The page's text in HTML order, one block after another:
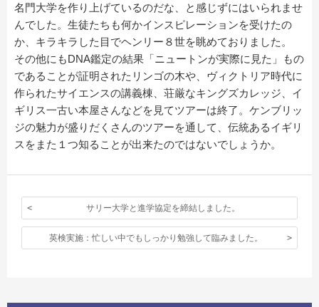
名門大学を作り上げているのだな、と感じずにはいられませ
んでした。生徒たちも何かインスピレーションを受けたの
か、キラキラした目でヘンリー８世を眺めておりました。
その他にもDNA鑑定の結果「ニュートンが実際に見た」もの
であることが証明されたリンゴの木や、ヴィクトリア時代に
作られたサイエンスの講義棟、荘厳なキングズカレッジ、イ
ギリス一古い本屋さんなどを見てツアーは終了。ケンブリッ
ジの魅力が盛りだくさんのツアーを通して、伝統あるイギリ
スをまた１つ知ることが出来たのではないでしょうか。
サリー大学と進学協定を締結しました。
英検実施：忙しい中でもしっかり勉強して臨みました。